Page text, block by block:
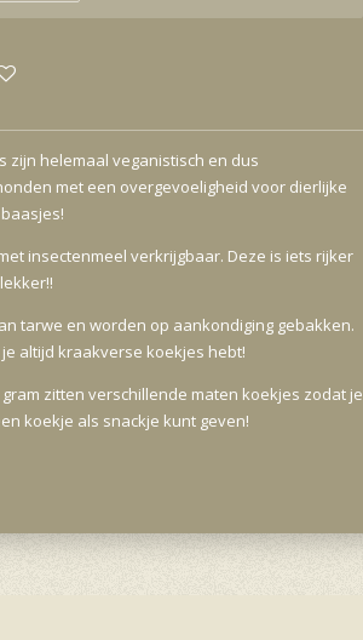
zijn helemaal veganistisch en dus
met een overgevoeligheid voor dierlijke
insectenmeel verkrijgbaar. Deze is iets rijker
tarwe en worden op aankondiging gebakken.
altijd kraakverse koekjes hebt!
zitten verschillende maten koekjes zodat je
koekje als snackje kunt geven!